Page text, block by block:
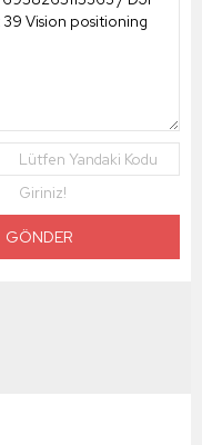
Lütfen Yandaki Kodu
Giriniz!